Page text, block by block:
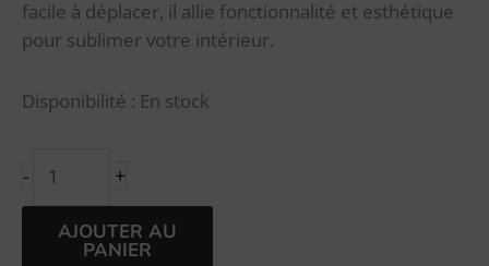
facile à déplacer, il allie fonctionnalité et esthétique
pour sublimer votre intérieur.
Disponibilité : En stock
- +
AJOUTER AU
PANIER